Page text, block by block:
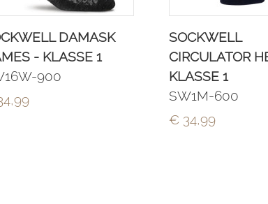
DAMASK
- KLASSE 1
900
SOCKWELL
CIRCULATOR
KLASSE 1
SW1M-600
€ 34,99